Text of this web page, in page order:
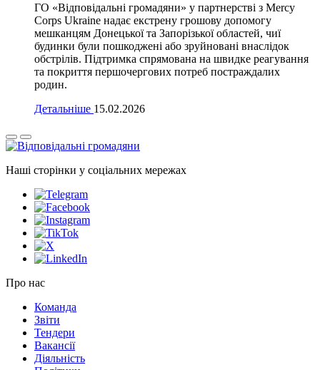
ГО «Відповідальні громадяни» у партнерстві з Mercy
Corps Ukraine надає екстрену грошову допомогу
мешканцям Донецької та Запорізької областей, чиї
будинки були пошкоджені або зруйновані внаслідок
обстрілів. Підтримка спрямована на швидке реагування
та покриття першочергових потреб постраждалих
родин.
Детальніше 15.02.2026
Наші сторінки у соціальних мережах
Про нас
Команда
Звіти
Тендери
Вакансії
Діяльність